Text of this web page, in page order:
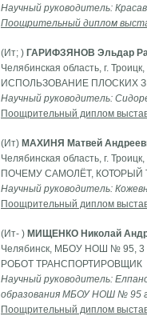
Научный руководитель:
Поощрительный диплом
(Ит; ) ГАРИФЗЯНОВ Эльдар
Челябинская область, г.
ИСПОЛЬЗОВАНИЕ ПЛОСКИХ
Научный руководитель:
Поощрительный диплом
(Ит) МАХИНЯ Матвей
Челябинская область, г.
ПОЧЕМУ САМОЛЁТ, КОТОРЫЙ
Научный руководитель:
Поощрительный диплом
(Ит- ) МИЩЕНКО Николай
Челябинск, МБОУ НОШ № 95, 3
РОБОТ ТРАНСПОРТИРОВЩИК
Научный руководитель:
образования МБОУ НОШ № 95
Поощрительный диплом